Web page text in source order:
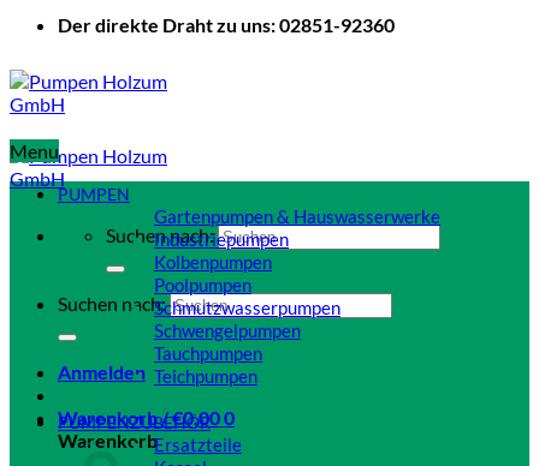
Der direkte Draht zu uns: 02851-92360
Suchen nach:
Suchen nach:
Anmelden
Warenkorb /€0,000
Warenkorb
Menu
PUMPEN
Gartenpumpen & Hauswasserwerke
Industriepumpen
Kolbenpumpen
Poolpumpen
Schmutzwasserpumpen
Schwengelpumpen
Tauchpumpen
Teichpumpen
PUMPENZUBEHÖR
Ersatzteile